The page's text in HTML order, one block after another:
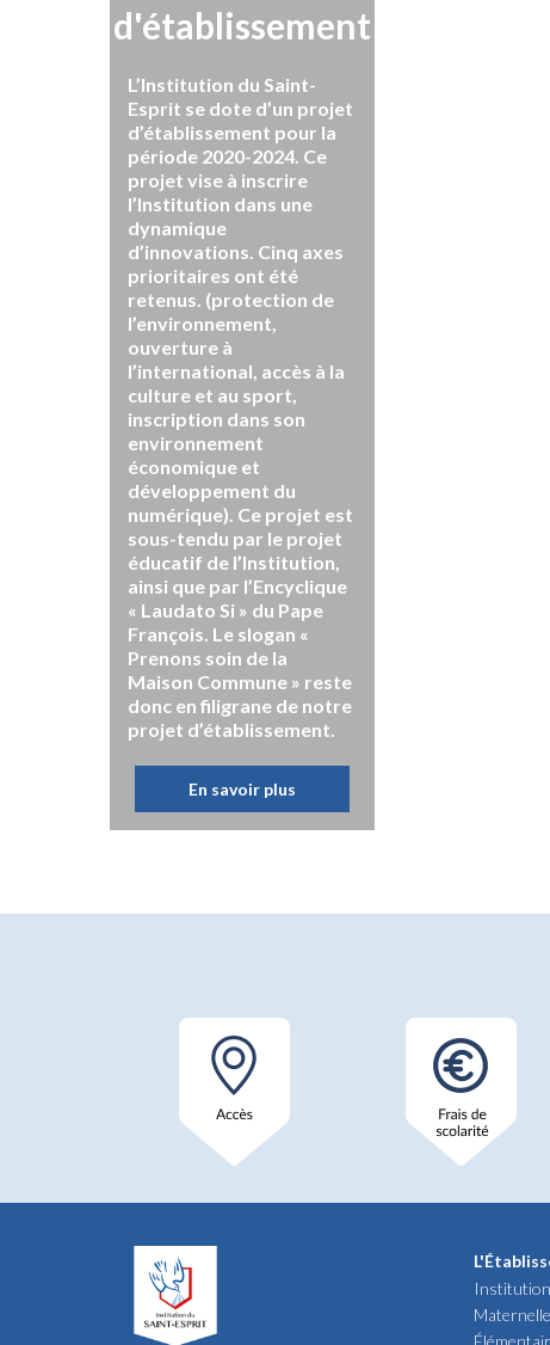
d'établissement
L’Institution du Saint-
Esprit se dote d’un projet
d’établissement pour la
période 2020-2024. Ce
projet vise à inscrire
l’Institution dans une
dynamique
d’innovations. Cinq axes
prioritaires ont été
retenus. (protection de
l’environnement,
ouverture à
l’international, accès à la
culture et au sport,
inscription dans son
environnement
économique et
développement du
numérique). Ce projet est
sous-tendu par le projet
éducatif de l’Institution,
ainsi que par l’Encyclique
« Laudato Si » du Pape
François. Le slogan «
Prenons soin de la
Maison Commune » reste
donc en filigrane de notre
projet d’établissement.
En savoir plus
Institution
Maternelle